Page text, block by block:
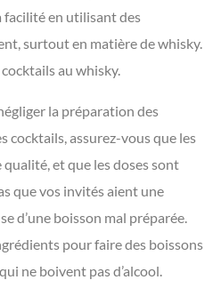
facilité en utilisant des
surtout en matière de whisky.
au whisky.
la préparation des
cocktails, assurez-vous que les
et que les doses sont
que vos invités aient une
d’une boisson mal préparée.
pour faire des boissons
ne boivent pas d’alcool.